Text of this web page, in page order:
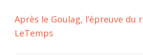
Après le Goulag, l’épreuve du
LeTemps